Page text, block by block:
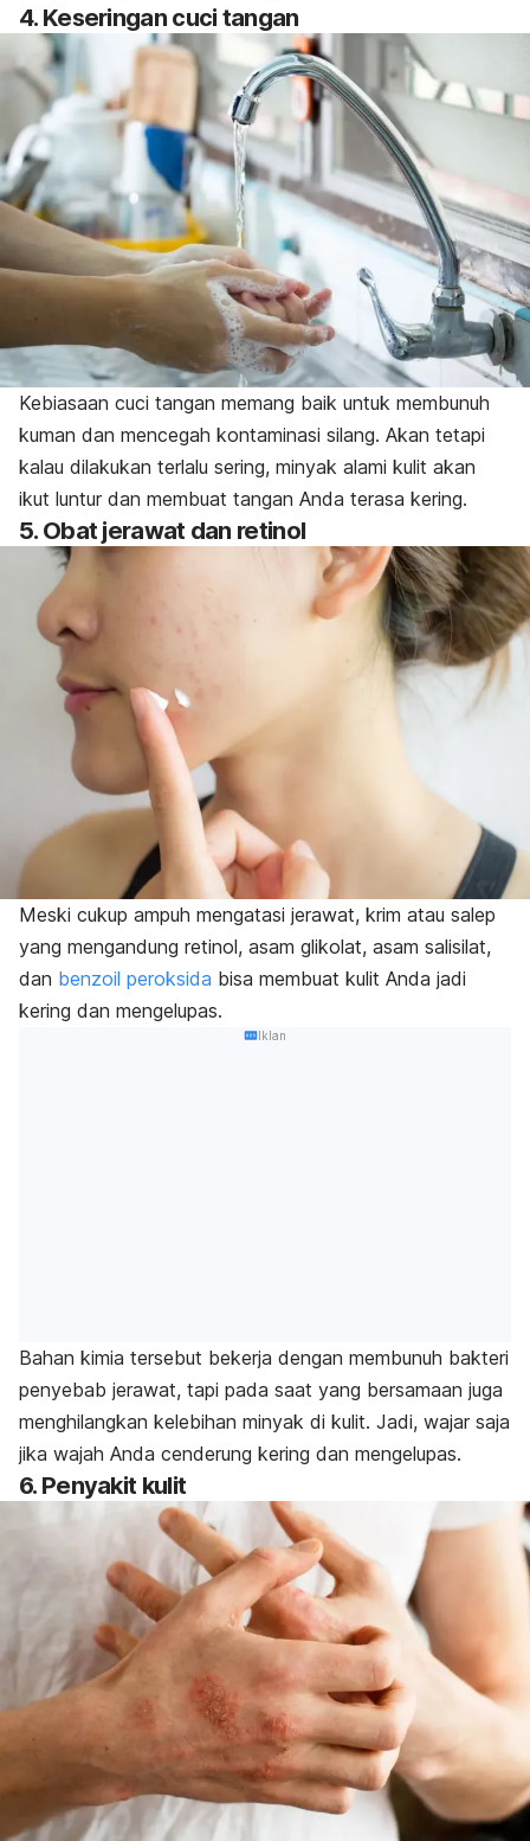
4. Keseringan cuci tangan
Kebiasaan cuci tangan memang baik untuk membunuh
kuman dan mencegah kontaminasi silang. Akan tetapi
kalau dilakukan terlalu sering, minyak alami kulit akan
ikut luntur dan membuat tangan Anda terasa kering.
5. Obat jerawat dan retinol
Meski cukup ampuh mengatasi jerawat, krim atau salep
yang mengandung retinol, asam glikolat, asam salisilat,
dan benzoil peroksida bisa membuat kulit Anda jadi
kering dan mengelupas.
Iklan
Bahan kimia tersebut bekerja dengan membunuh bakteri
penyebab jerawat, tapi pada saat yang bersamaan juga
menghilangkan kelebihan minyak di kulit. Jadi, wajar saja
jika wajah Anda cenderung kering dan mengelupas.
6. Penyakit kulit